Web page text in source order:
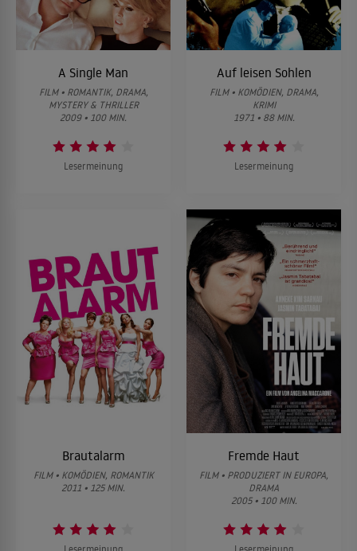
A Single Man
FILM • ROMANTIK, DRAMA,
MYSTERY & THRILLER
2009 • 100 MIN.
Lesermeinung
Auf leisen Sohlen
FILM • KOMÖDIEN, DRAMA,
KRIMI
1971 • 88 MIN.
Lesermeinung
Brautalarm
FILM • KOMÖDIEN, ROMANTIK
2011 • 125 MIN.
Fremde Haut
FILM • PRODUZIERT IN EUROPA,
DRAMA
2005 • 100 MIN.